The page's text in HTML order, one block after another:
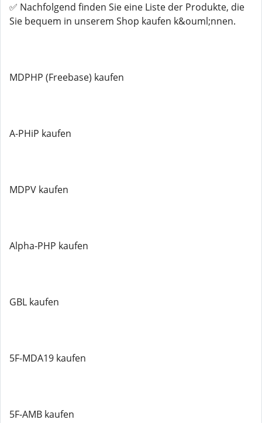
✅ Nachfolgend finden Sie eine Liste der Produkte, die
Sie bequem in unserem Shop kaufen k&ouml;nnen.
MDPHP (Freebase) kaufen
A-PHiP kaufen
MDPV kaufen
Alpha-PHP kaufen
GBL kaufen
5F-MDA19 kaufen
5F-AMB kaufen